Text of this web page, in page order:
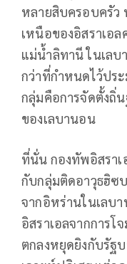
หลายสิบครอบครัว
เหนือของอิสราเอ
แม่น้ำลิทานี ในเล
กว่าที่กำหนดไว้ปร
กลุ่มคือการจัดตั้งถิ่
ของเลบานอน
ที่นั่น กองทัพอิสราเ
กับกลุ่มติดอาวุธฮิซ
จากอิหร่านในเลบ
อิสราเอลจากการ
ตกลงหยุดยิงกับรัฐ